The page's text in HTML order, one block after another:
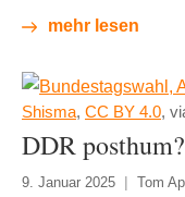
mehr lesen
Shisma, CC BY 4.0,
DDR posthum?
9. Januar 2025 Tom